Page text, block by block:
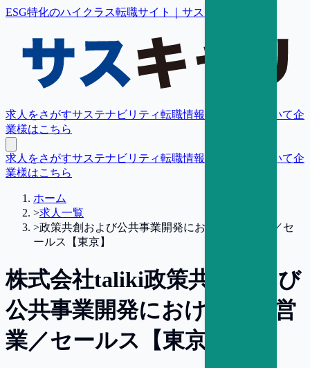
ESG特化のハイクラス転職サイト｜サスキャリ
求人をさがすサステナビリティ転職情報 転職支援について企
業様はこちら
求人をさがすサステナビリティ転職情報 転職支援について企
業様はこちら
ホーム
>求人一覧
>政策共創および公共事業開発における提案営業／セ
ールス【東京】
株式会社taliki政策共創および
公共事業開発における提案営
業／セールス【東京】